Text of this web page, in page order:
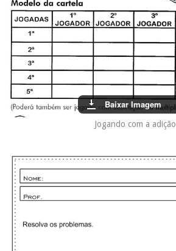
Baixar Imagem
Jogando com a adição